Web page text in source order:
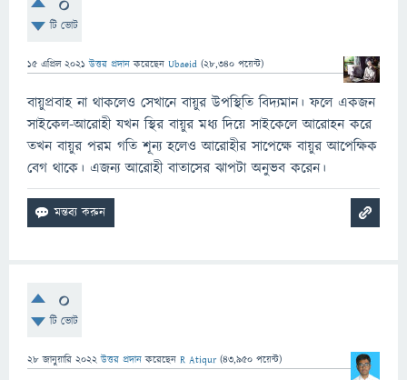
টি ভোট
15 এপ্রিল 2021 উত্তর প্রদান করেছেন Ubaeid (28,340 পয়েন্ট)
বায়ুপ্রবাহ না থাকলেও সেখানে বায়ুর উপস্থিতি বিদ্যমান। ফলে একজন
সাইকেল-আরোহী যখন স্থির বায়ুর মধ্য দিয়ে সাইকেলে আরোহন করে
তখন বায়ুর পরম গতি শূন্য হলেও আরোহীর সাপেক্ষে বায়ুর আপেক্ষিক
বেগ থাকে। এজন্য আরোহী বাতাসের ঝাপটা অনুভব করেন।
0
টি ভোট
28 জানুয়ারি 2022 উত্তর প্রদান করেছেন R Atiqur (43,950 পয়েন্ট)